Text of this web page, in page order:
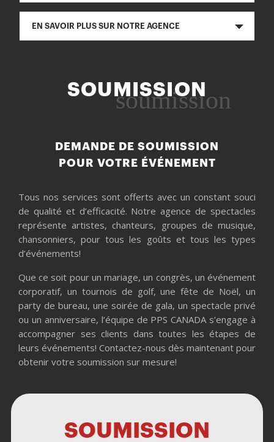
EN SAVOIR PLUS SUR NOTRE AGENCE
SOUMISSION
soumission
DEMANDE DE SOUMISSION
POUR VOTRE ÉVÉNEMENT
Tous nos services sont offerts avec un constant souci
de qualité et d’efficacité. Notre agence de spectacles
représente artistes, chanteurs, groupes de musique,
chansonniers, pour tous les goûts et tous les types
d’événements!
Que ce soit pour un mariage, un congrès, un événement
corporatif, un tournois de golf, une fête de Noël, un
party de bureau, une soirée de gala, un spectacle privé
ou un anniversaire, l’équipe de PPS CANADA s’engage à
accompagner ses clients dans toutes les étapes de
leurs événements! Contactez-nous dès maintenant pour
obtenir votre soumission sur mesure!
SOUMISSION